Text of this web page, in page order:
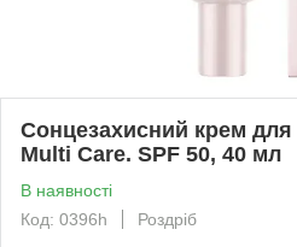
Сонцезахисний крем для
Multi Care. SPF 50, 40 мл
В наявності
Код: 0396h
Роздріб